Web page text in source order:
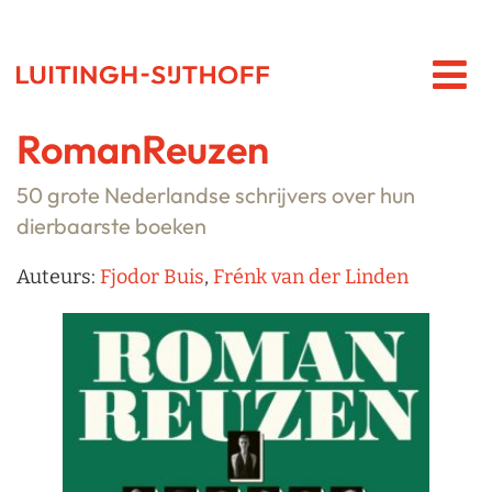
RomanReuzen
50 grote Nederlandse schrijvers over hun
dierbaarste boeken
Auteurs: Fjodor Buis, Frénk van der Linden